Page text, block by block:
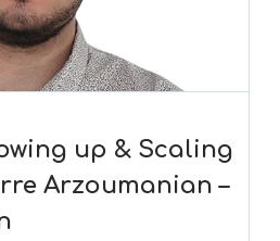
up & Scaling
Arzoumanian –